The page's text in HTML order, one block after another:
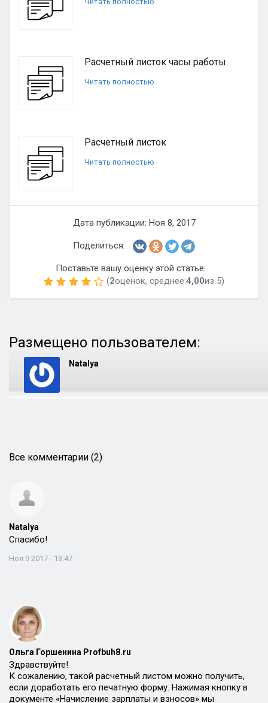
Расчетный листок часы работы
Читать полностью
Расчетный листок
Читать полностью
Дата публикации: Ноя 8, 2017
Поделиться:
Поставьте вашу оценку этой статье:
(2оценок, среднее:4,00из 5)
Размещено пользователем:
Natalya
Все комментарии (2)
Natalya
Спасибо!
Ноя 9 2017 - 13:47
Ольга Горшенина Profbuh8.ru
Здравствуйте!
К сожалению, такой расчетный листом можно получить,
если доработать его печатную форму. Нажимая кнопку в
документе «Начисление зарплаты и взносов» мы